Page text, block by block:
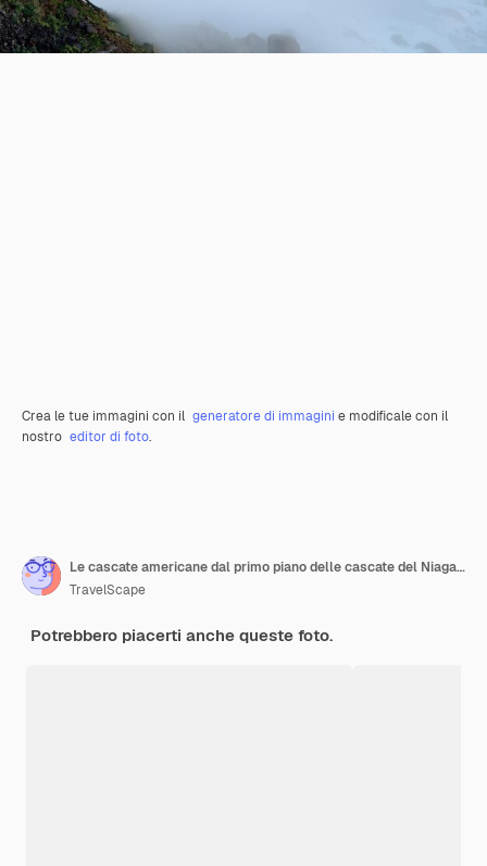
Crea le tue immagini con il generatore di immagini e modificale con il
nostro editor di foto.
Le cascate americane dal primo piano delle cascate del Niagara al tramonto dopo il tramonto
TravelScape
Potrebbero piacerti anche queste foto.